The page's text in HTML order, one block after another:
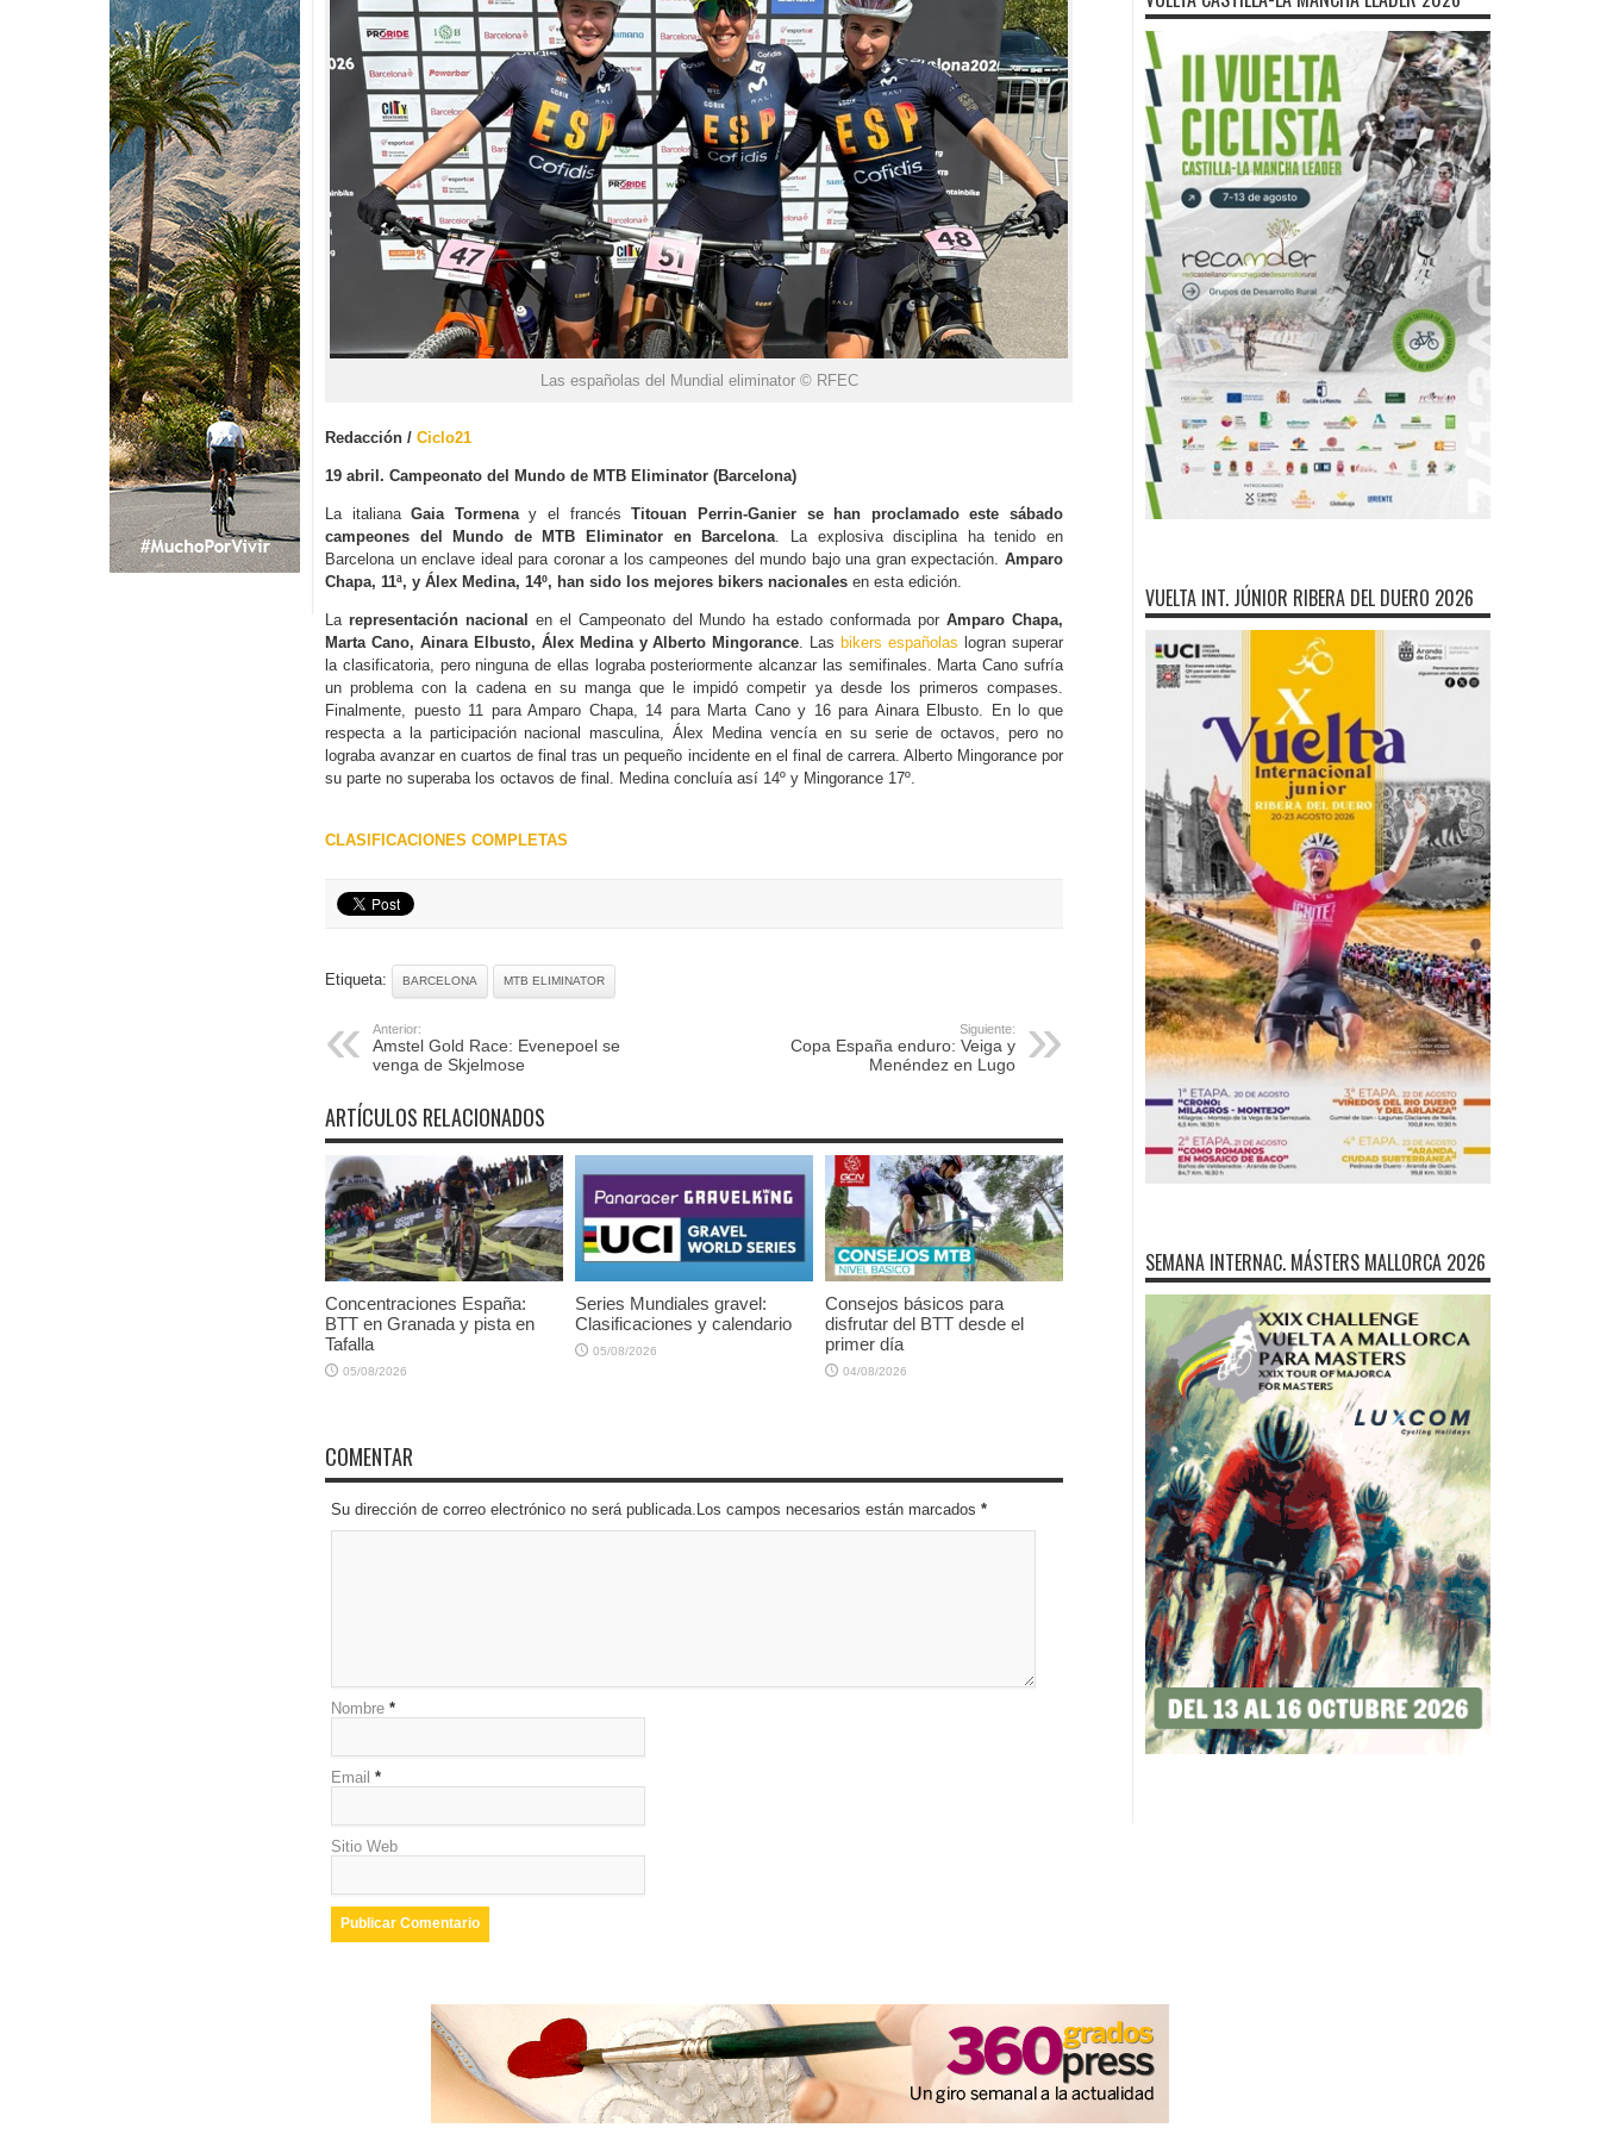
Las españolas del Mundial eliminator © RFEC
Redacción / Ciclo21
19 abril. Campeonato del Mundo de MTB Eliminator (Barcelona)
La italianaGaia Tormenay el francésTitouan Perrin-Ganier
se han proclamado este sábado
campeones del Mundo de MTB Eliminator en Barcelona . La explosiva disciplina ha tenido en
Barcelona un enclave ideal para coronar a los campeones del mundo bajo una gran expectación. Amparo
Chapa, 11ª, y Álex Medina, 14º, han sido los mejores bikers nacionales en esta edición.
La representación nacional en el Campeonato del Mundo ha estado conformada porAmparo Chapa,
Marta Cano, Ainara Elbusto, Álex Medina y Alberto Mingorance . Las bikers españolas logran superar
la clasificatoria, pero ninguna de ellas lograba posteriormente alcanzar las semifinales. Marta Cano sufría
un problema con la cadena en su manga que le impidó competir ya desde los primeros compases.
Finalmente, puesto 11 para Amparo Chapa, 14 para Marta Cano y 16 para Ainara Elbusto. En lo que
respecta a la participación nacional masculina, Álex Medina vencía en su serie de octavos, pero no
lograba avanzar en cuartos de final tras un pequeño incidente en el final de carrera. Alberto Mingorance por
su parte no superaba los octavos de final. Medina concluía así 14º y Mingorance 17º.
CLASIFICACIONES COMPLETAS
Etiqueta: BARCELONA MTB ELIMINATOR
Anterior:
Amstel Gold Race: Evenepoel se
venga de Skjelmose
Siguiente:
Copa España enduro: Veiga y
Menéndez en Lugo
ARTÍCULOS RELACIONADOS
Concentraciones España:
BTT en Granada y pista en
Tafalla
05/08/2026
Series Mundiales gravel:
Clasificaciones y calendario
05/08/2026
Consejos básicos para
disfrutar del BTT desde el
primer día
04/08/2026
COMENTAR
Su dirección de correo electrónico no será publicada.Los campos necesarios están marcados *
Nombre *
Email *
Sitio Web
VUELTA INT. JÚNIOR RIBERA DEL DUERO 2026
SEMANA INTERNAC. MÁSTERS MALLORCA 2026